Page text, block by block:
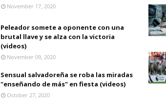
November 17, 2020
Peleador somete a oponente con una
brutal llave y se alza con la victoria
(videos)
November 09, 2020
Sensual salvadoreña se roba las miradas
"enseñando de más" en fiesta (videos)
October 27, 2020